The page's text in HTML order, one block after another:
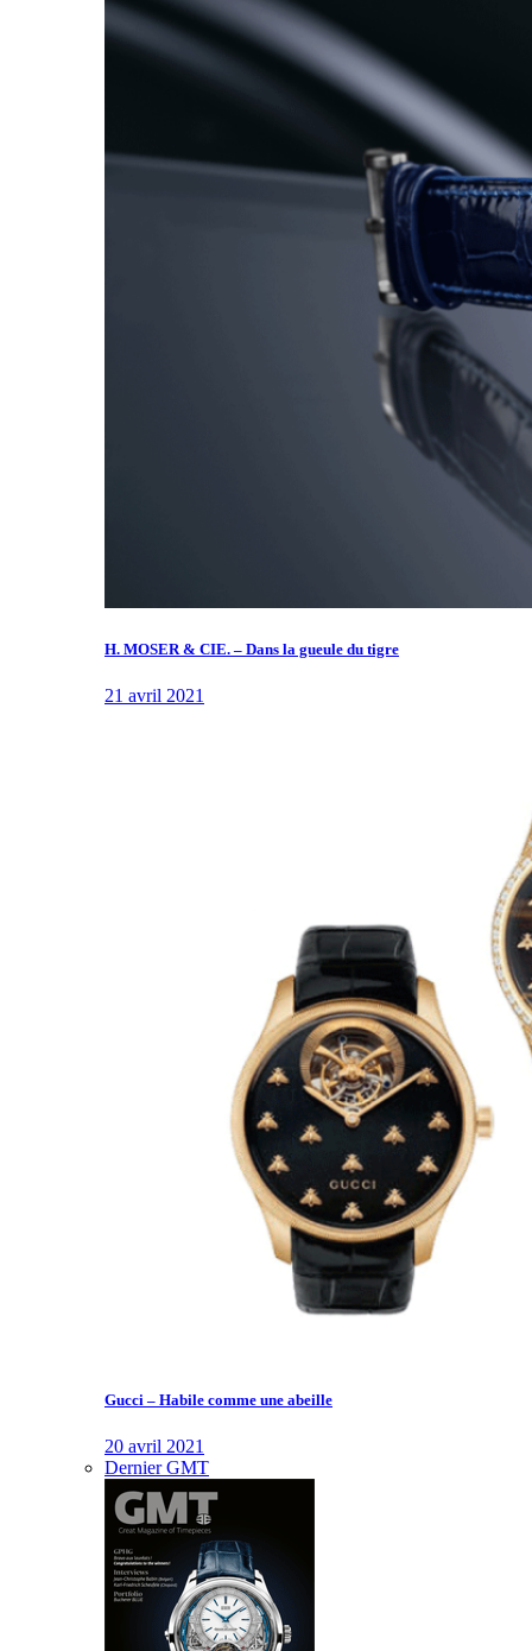
H. MOSER & CIE. – Dans la gueule du tigre
21 avril 2021
Gucci – Habile comme une abeille
20 avril 2021
Dernier GMT